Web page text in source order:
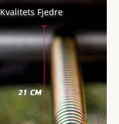
Kvalitets Fjedre